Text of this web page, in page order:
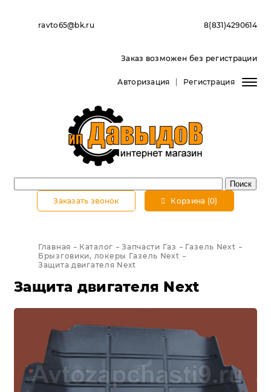
ravto65@bk.ru 8(831)4290614
Заказ возможен без регистрации
Авторизация Регистрация
Заказать звонок Корзина (0)
Главная Каталог Запчасти Газ
Газель Next
Брызговики, локеры Газель Next
Защита двигателя Next
Защита двигателя Next